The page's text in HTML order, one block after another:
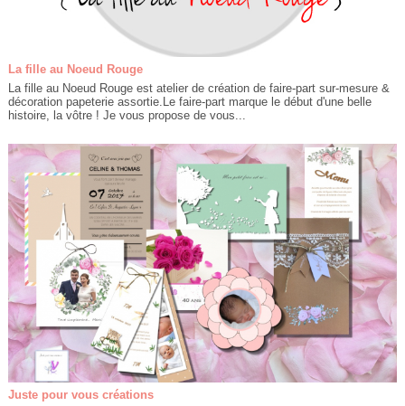
La fille au Noeud Rouge
La fille au Noeud Rouge est atelier de création de faire-part sur-mesure &
décoration papeterie assortie.Le faire-part marque le début d'une belle
histoire, la vôtre ! Je vous propose de vous...
Juste pour vous créations